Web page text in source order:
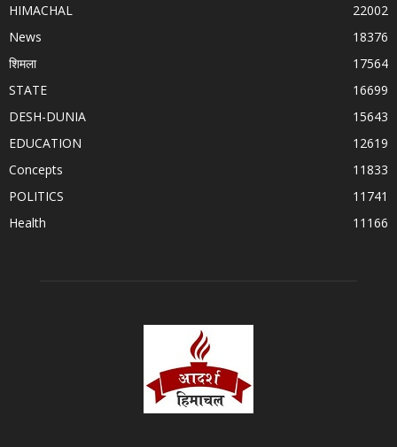
HIMACHAL
22002
News
18376
शिमला
17564
STATE
16699
DESH-DUNIA
15643
EDUCATION
12619
Concepts
11833
POLITICS
11741
Health
11166